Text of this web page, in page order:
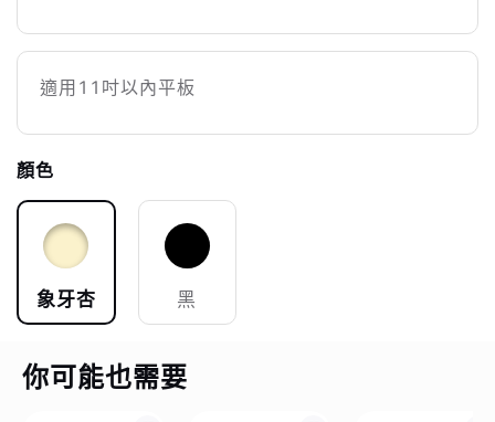
適用11吋以內平板
顏色
象牙杏 黑
你可能也需要